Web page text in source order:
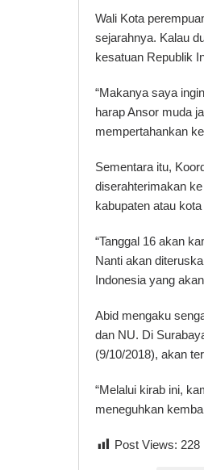
Wali Kota
sejarahnya. Kalau
kesatuan Republik
“Makanya saya
harap Ansor muda
mempertahankan
Sementara itu,
diserahterimakan
kabupaten atau
“Tanggal 16 akan
Nanti akan
Indonesia yang
Abid mengaku
dan NU. Di
(9/10/2018), akan
“Melalui kirab ini,
meneguhkan
Post Views: 228